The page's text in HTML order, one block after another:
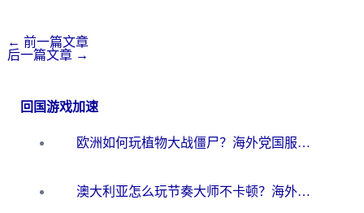
← 前一篇文章
后一篇文章 →
回国游戏加速
欧洲如何玩植物大战僵尸？海外党国服游戏加速避坑指南（附实测对比）
澳大利亚怎么玩节奏大师不卡顿？海外党国服游戏加速终极指南